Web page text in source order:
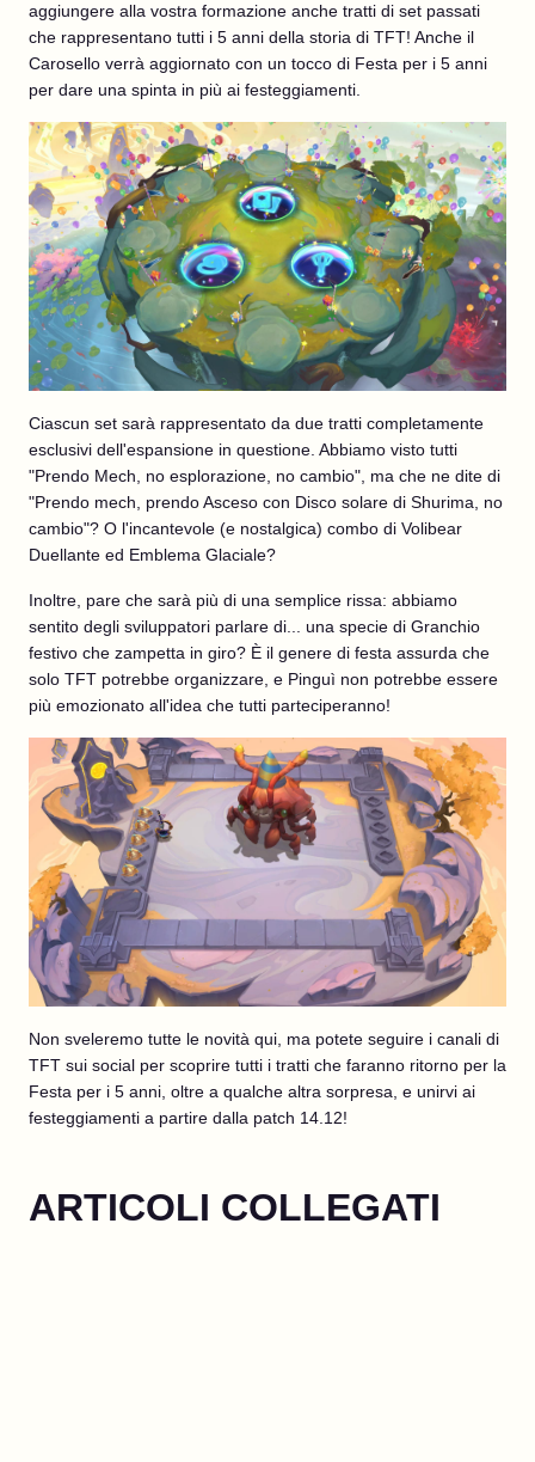
aggiungere alla vostra formazione anche tratti di set passati
che rappresentano tutti i 5 anni della storia di TFT! Anche il
Carosello verrà aggiornato con un tocco di Festa per i 5 anni
per dare una spinta in più ai festeggiamenti.
Ciascun set sarà rappresentato da due tratti completamente
esclusivi dell'espansione in questione. Abbiamo visto tutti
"Prendo Mech, no esplorazione, no cambio", ma che ne dite di
"Prendo mech, prendo Asceso con Disco solare di Shurima, no
cambio"? O l'incantevole (e nostalgica) combo di Volibear
Duellante ed Emblema Glaciale?
Inoltre, pare che sarà più di una semplice rissa: abbiamo
sentito degli sviluppatori parlare di... una specie di Granchio
festivo che zampetta in giro? È il genere di festa assurda che
solo TFT potrebbe organizzare, e Pinguì non potrebbe essere
più emozionato all'idea che tutti parteciperanno!
Non sveleremo tutte le novità qui, ma potete seguire i canali di
TFT sui social per scoprire tutti i tratti che faranno ritorno per la
Festa per i 5 anni, oltre a qualche altra sorpresa, e unirvi ai
festeggiamenti a partire dalla patch 14.12!
ARTICOLI COLLEGATI